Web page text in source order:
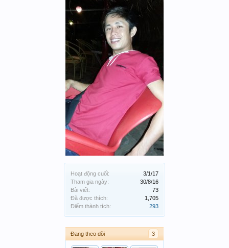
Hoạt động cuối:
3/1/17
Tham gia ngày:
30/8/16
Bài viết:
73
Đã được thích:
1,705
Điểm thành tích:
293
Đang theo dõi 3